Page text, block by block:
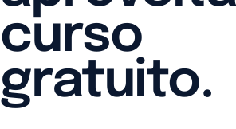
curso
gratuito.